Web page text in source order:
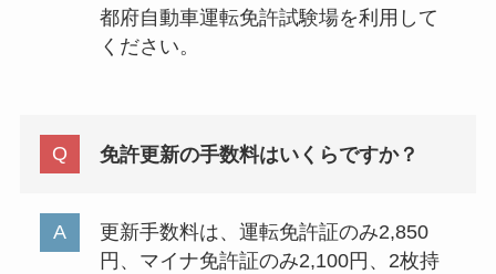
都府自動車運転免許試験場を利用して
ください。
免許更新の手数料はいくらですか？
更新手数料は、運転免許証のみ2,850
円、マイナ免許証のみ2,100円、2枚持